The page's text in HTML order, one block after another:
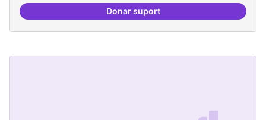
Donar suportConnectar repositori de